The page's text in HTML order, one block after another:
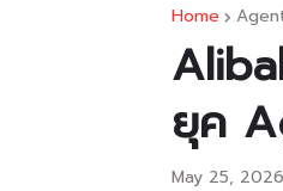
Home
ยุค
May 25, 2026